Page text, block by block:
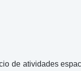
de atividades